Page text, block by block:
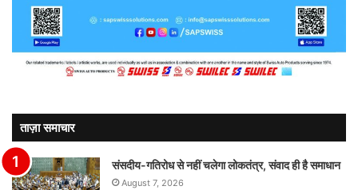
ताज़ा समाचार
संसदीय-गतिरोध से नहीं चलेगा लोकतंत्र, संवाद ही है समाधान
August 7, 2026